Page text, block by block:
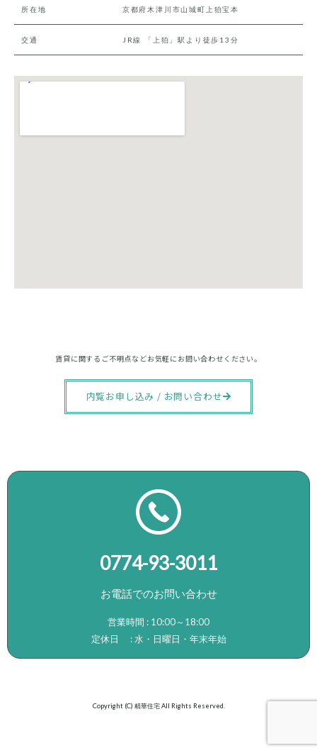
所在地 京都府木津川市山城町上狛宝本
交通 JR線 「上狛」駅より徒歩13分
賃貸に関するご不明点などお気軽にお問い合わせください。
内覧お申し込み / お問い合わせ
0774-93-3011
お電話でのお問い合わせ
営業時間 : 10:00～18:00
定休日 : 水・日曜日・年末年始
Copyright (C) 精華住宅 All Rights Reserved.